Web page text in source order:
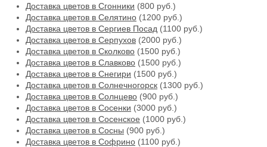
Доставка цветов в Сгонники (800 руб.)
Доставка цветов в Селятино (1200 руб.)
Доставка цветов в Сергиев Посад (1100 руб.)
Доставка цветов в Серпухов (2000 руб.)
Доставка цветов в Сколково (1500 руб.)
Доставка цветов в Славково (1500 руб.)
Доставка цветов в Снегири (1500 руб.)
Доставка цветов в Солнечногорск (1300 руб.)
Доставка цветов в Солнцево (900 руб.)
Доставка цветов в Сосенки (3000 руб.)
Доставка цветов в Сосенское (1000 руб.)
Доставка цветов в Сосны (900 руб.)
Доставка цветов в Софрино (1100 руб.)